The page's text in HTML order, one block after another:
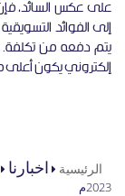
على عكس السائد، فإن
إلى الفوائد
يتم دفعه من تكلفة.
إلكتروني يكون أعلى
الرئيسية اخبارنا
2023م